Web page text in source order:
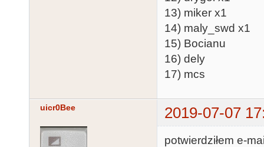
13) miker x1
14) maly_swd x1
15) Bocianu
16) dely
17) mcs
uicr0Bee 2019-07-07
potwierdziłem e-